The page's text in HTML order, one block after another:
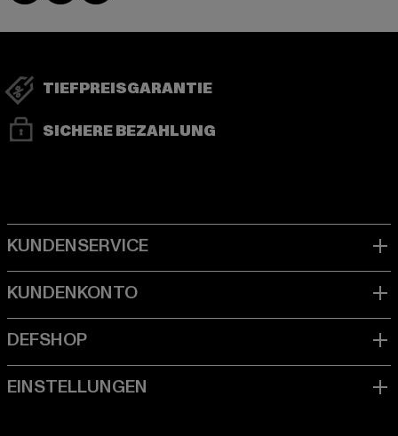
TIEFPREISGARANTIE
SICHERE BEZAHLUNG